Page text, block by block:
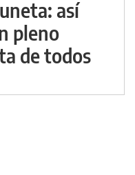
así
pleno
de todos